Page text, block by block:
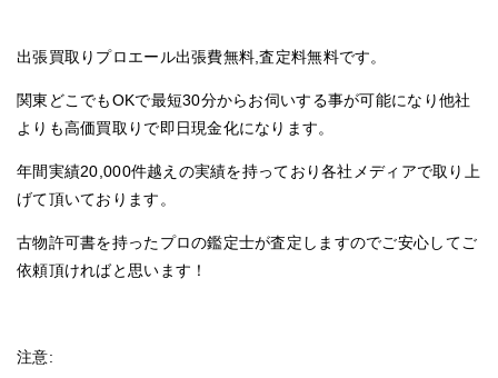
出張買取りプロエール出張費無料,査定料無料です。
関東どこでもOKで最短30分からお伺いする事が可能になり他社
よりも高価買取りで即日現金化になります。
年間実績20,000件越えの実績を持っており各社メディアで取り上
げて頂いております。
古物許可書を持ったプロの鑑定士が査定しますのでご安心してご
依頼頂ければと思います！
注意: